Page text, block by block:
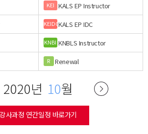
KEI KALS EP Instructor
KEIDCKALS EP IDC
KNBI KNBLS Instructor
R Renewal
2020년 10월
강사과정 연간일정 바로가기